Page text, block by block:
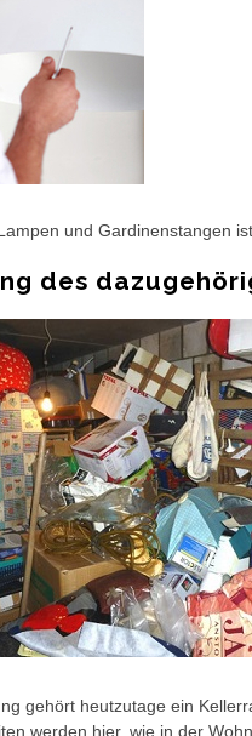
und Gardinenstangen
des
gehört heutzutage ein
werden hier, wie in der